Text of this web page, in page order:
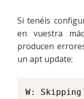
Si tenéis
en vuestra
producen
un apt update:
W: